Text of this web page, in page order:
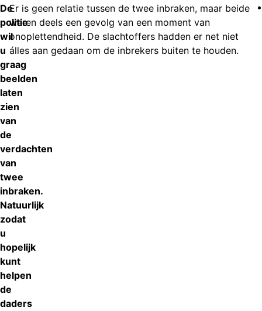
De
politie
wil
u
graag
beelden
laten
zien
van
de
verdachten
van
twee
inbraken.
Natuurlijk
zodat
u
hopelijk
kunt
helpen
de
daders
Er is geen relatie tussen de twee inbraken, maar beide
waren deels een gevolg van een moment van
onoplettendheid. De slachtoffers hadden er net niet
álles aan gedaan om de inbrekers buiten te houden.